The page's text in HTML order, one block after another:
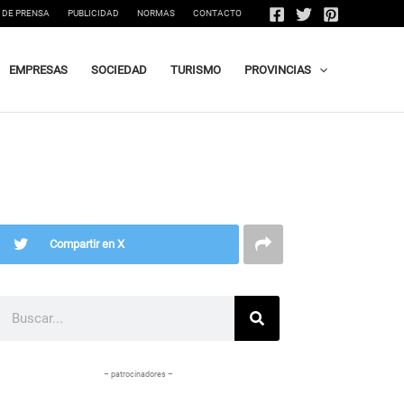
PRENSA PUBLICIDAD NORMAS CONTACTO
EMPRESAS SOCIEDAD TURISMO PROVINCIAS
Compartir en X
– patrocinadores –